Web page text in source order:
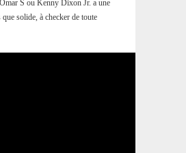
S ou Kenny Dixon Jr. a une
solide, à checker de toute